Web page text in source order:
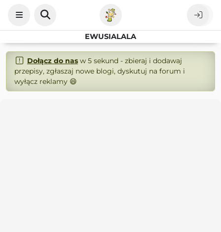
EWUSIALALA
Dołącz do nasw 5 sekund - zbieraj i dodawaj
przepisy, zgłaszaj nowe blogi, dyskutuj na forum i
wyłącz reklamy 😄